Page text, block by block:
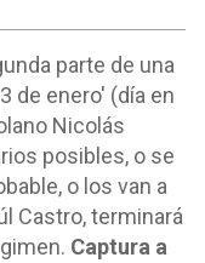
parte de una
de enero' (día en
Nicolás
posibles, o se
o los van a
Castro, terminará
Captura a